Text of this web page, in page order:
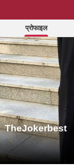
प्रोफाइल
TheJokerbest